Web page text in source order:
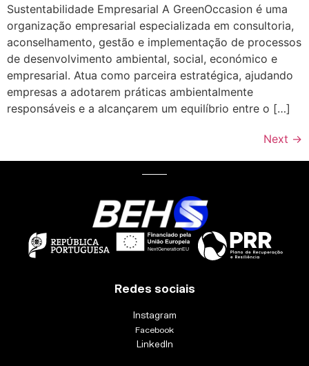
Sustentabilidade Empresarial A GreenOccasion é uma
organização empresarial especializada em consultoria,
aconselhamento, gestão e implementação de processos
de desenvolvimento ambiental, social, económico e
empresarial. Atua como parceira estratégica, ajudando
empresas a adotarem práticas ambientalmente
responsáveis e a alcançarem um equilíbrio entre o […]
Next →
Redes sociais
Instagram
Facebook
LinkedIn